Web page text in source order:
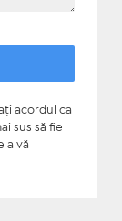
acordul ca
sus să fie
a vă